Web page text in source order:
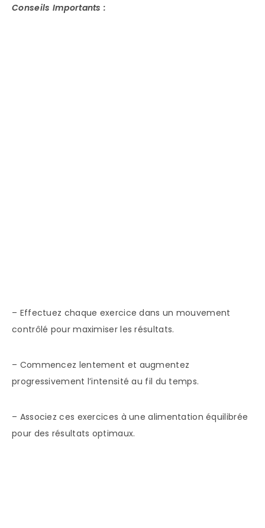
Conseils Importants :
– Effectuez chaque exercice dans un mouvement
contrôlé pour maximiser les résultats.
– Commencez lentement et augmentez
progressivement l’intensité au fil du temps.
– Associez ces exercices à une alimentation équilibrée
pour des résultats optimaux.